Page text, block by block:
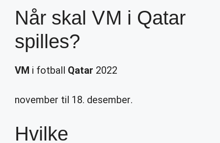
Når skal VM i Qatar
spilles?
VM i fotball Qatar 2022
november til 18. desember.
Hvilke